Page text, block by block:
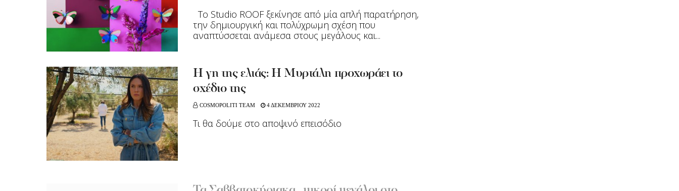
Το Studio ROOF ξεκίνησε από μία απλή παρατήρηση,
την δημιουργική και πολύχρωμη σχέση που
αναπτύσσεται ανάμεσα στους μεγάλους και...
H γη της ελιάς: Η Μυρτάλη προχωράει το
σχέδιο της
COSMOPOLITI TEAM 4 ΔΕΚΕΜΒΡΙΟΥ 2022
Τι θα δούμε στο αποψινό επεισόδιο
Τα Σαββατοκύριακα…μικροί μεγάλοι στο